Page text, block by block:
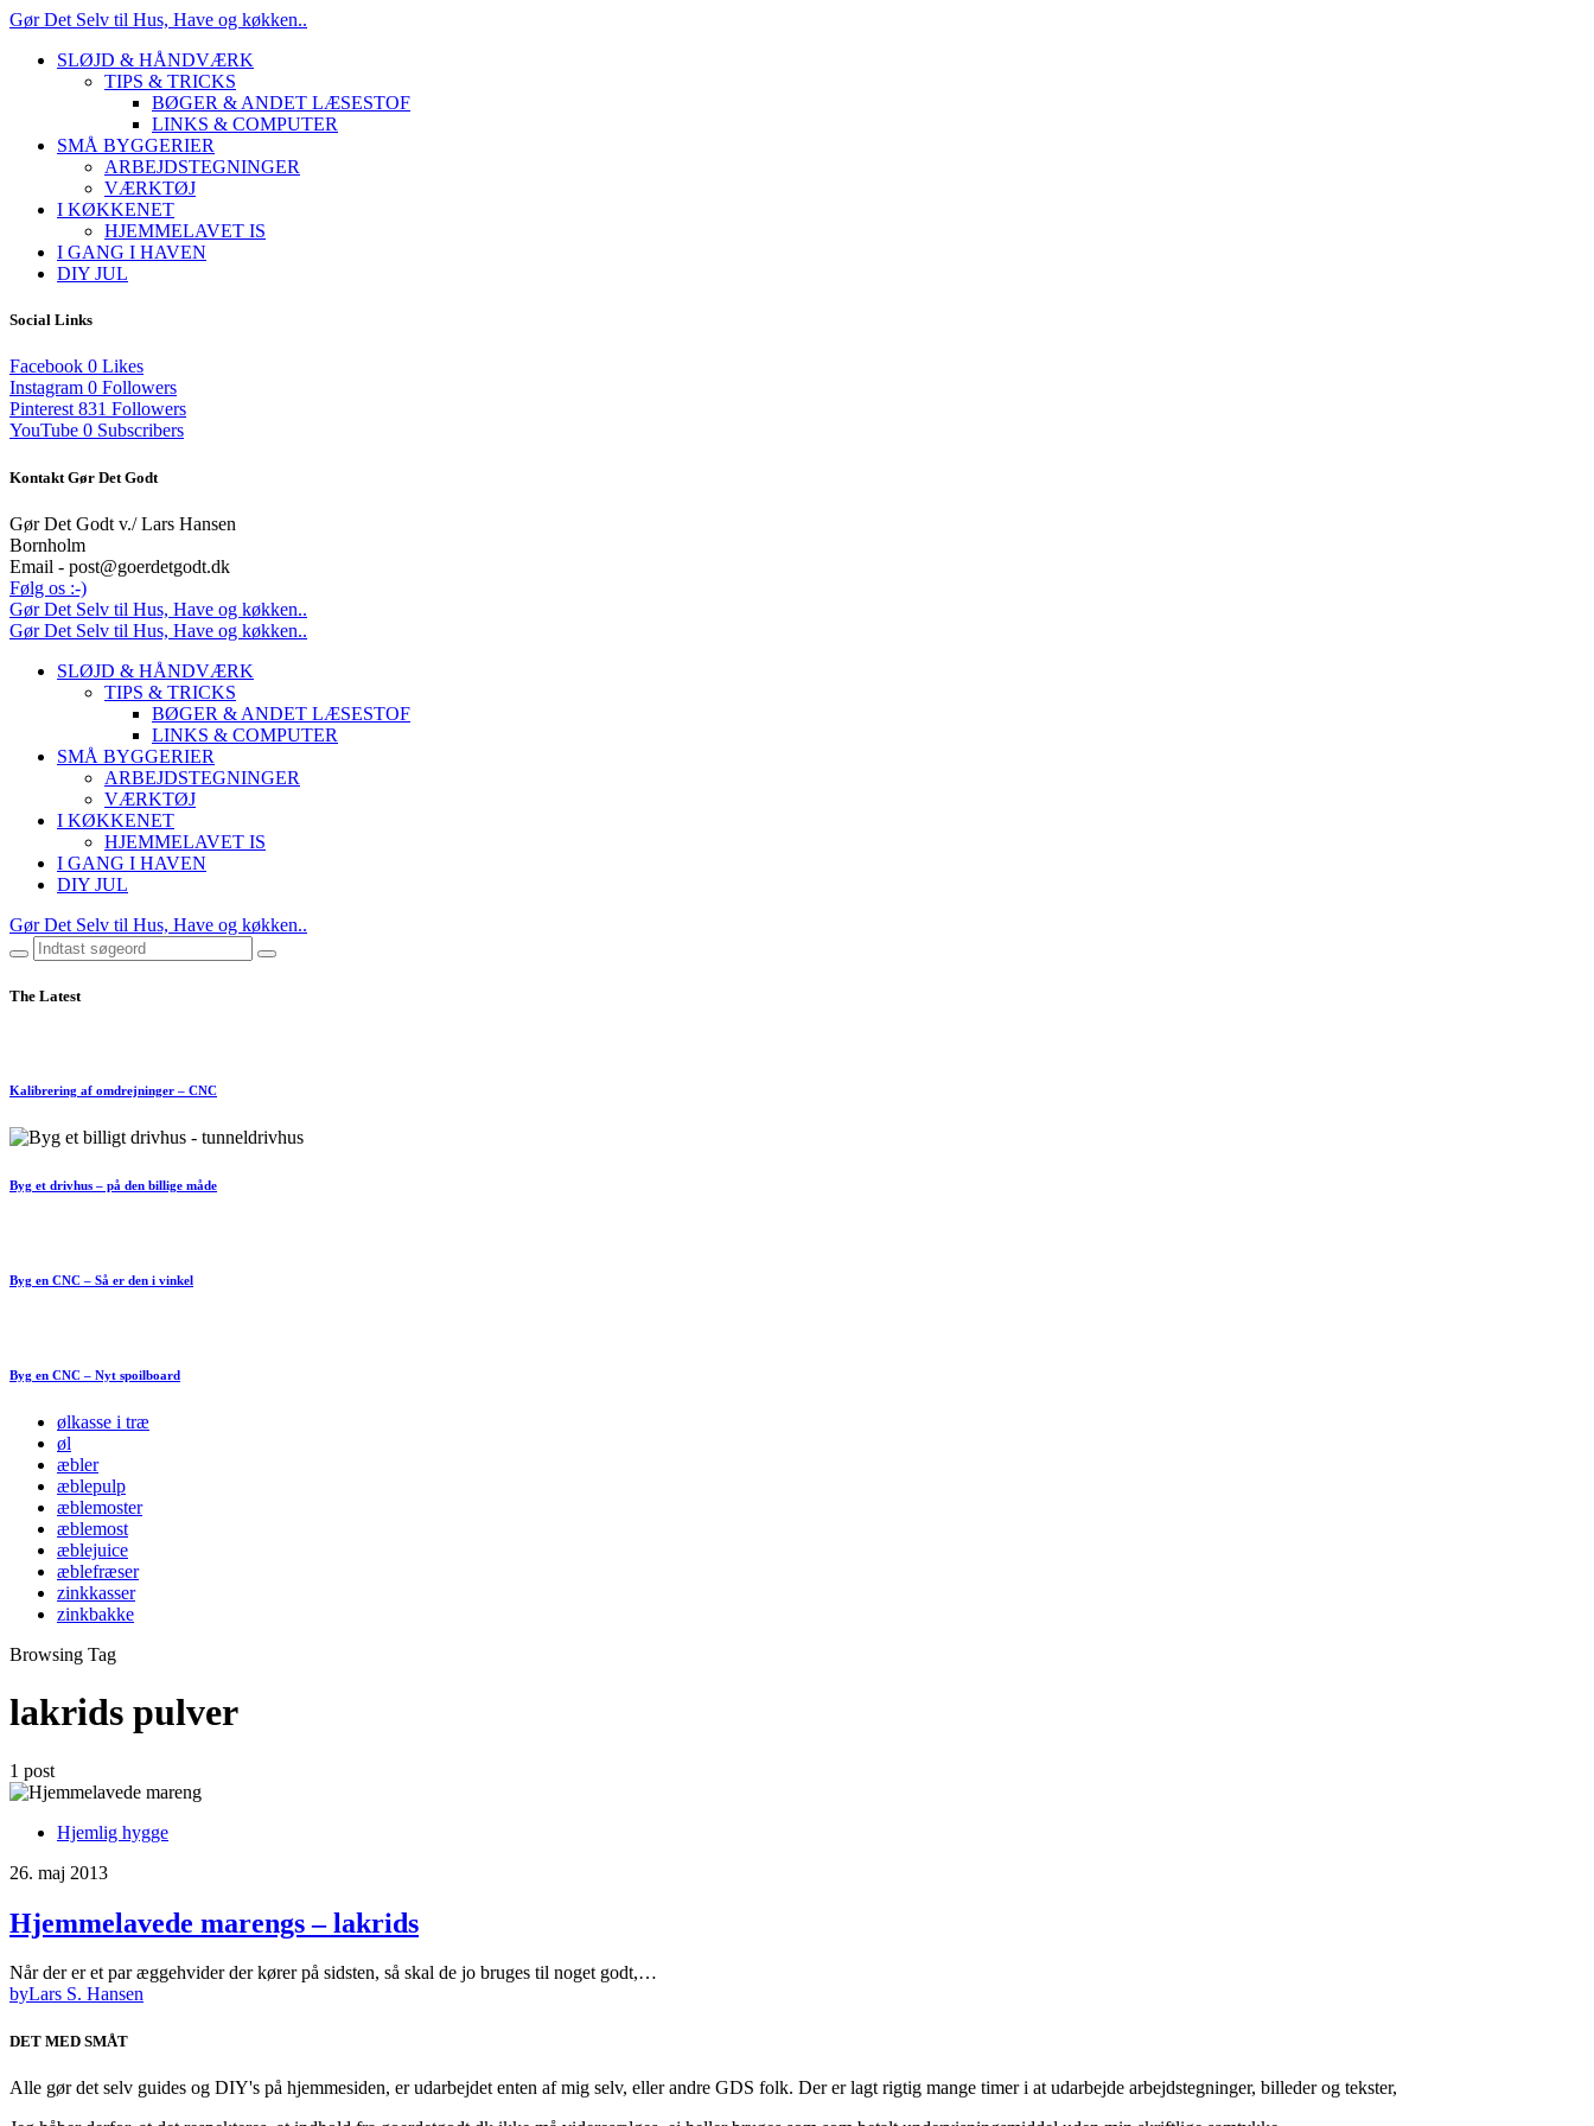
Gør Det Selv til Hus, Have og køkken..
SLØJD & HÅNDVÆRK
TIPS & TRICKS
BØGER & ANDET LÆSESTOF
LINKS & COMPUTER
SMÅ BYGGERIER
ARBEJDSTEGNINGER
VÆRKTØJ
I KØKKENET
HJEMMELAVET IS
I GANG I HAVEN
DIY JUL
Social Links
Facebook 0 Likes
Instagram 0 Followers
Pinterest 831 Followers
YouTube 0 Subscribers
Kontakt Gør Det Godt
Gør Det Godt v./ Lars Hansen
Bornholm
Email - post@goerdetgodt.dk
Følg os :-)
Gør Det Selv til Hus, Have og køkken..
Gør Det Selv til Hus, Have og køkken..
SLØJD & HÅNDVÆRK
TIPS & TRICKS
BØGER & ANDET LÆSESTOF
LINKS & COMPUTER
SMÅ BYGGERIER
ARBEJDSTEGNINGER
VÆRKTØJ
I KØKKENET
HJEMMELAVET IS
I GANG I HAVEN
DIY JUL
Gør Det Selv til Hus, Have og køkken..
The Latest
Kalibrering af omdrejninger – CNC
Byg et drivhus – på den billige måde
Byg en CNC – Så er den i vinkel
Byg en CNC – Nyt spoilboard
ølkasse i træ
øl
æbler
æblepulp
æblemoster
æblemost
æblejuice
æblefræser
zinkkasser
zinkbakke
Browsing Tag
lakrids pulver
1 post
Hjemlig hygge
26. maj 2013
Hjemmelavede marengs – lakrids
Når der er et par æggehvider der kører på sidsten, så skal de jo bruges til noget godt,…
byLars S. Hansen
DET MED SMÅT
Alle gør det selv guides og DIY's på hjemmesiden, er udarbejdet enten af mig selv, eller andre GDS folk. Der er lagt rigtig mange timer i at udarbejde arbejdstegninger, billeder og tekster,